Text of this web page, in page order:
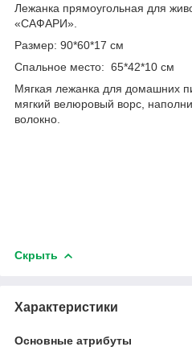
Лежанка прямоугольная для
«САФАРИ».
Размер: 90*60*17 см
Спальное место: 65*42*10 см
Мягкая лежанка для домашних
мягкий велюровый ворс,
волокно.
Скрыть
Характеристики
Основные атрибуты